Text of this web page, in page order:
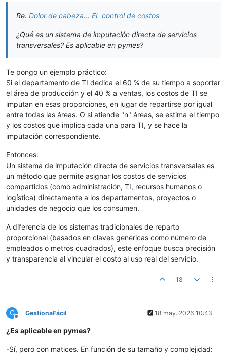
Re: Dolor de cabeza... EL control de costos
¿Qué es un sistema de imputación directa de servicios
transversales? Es aplicable en pymes?
Te pongo un ejemplo práctico:
Si el departamento de TI dedica el 60 % de su tiempo a soportar
el área de producción y el 40 % a ventas, los costos de TI se
imputan en esas proporciones, en lugar de repartirse por igual
entre todas las áreas. O si atiende "n" áreas, se estima el tiempo
y los costos que implica cada una para TI, y se hace la
imputación correspondiente.
Entonces:
Un sistema de imputación directa de servicios transversales es
un método que permite asignar los costos de servicios
compartidos (como administración, TI, recursos humanos o
logística) directamente a los departamentos, proyectos o
unidades de negocio que los consumen.
A diferencia de los sistemas tradicionales de reparto
proporcional (basados en claves genéricas como número de
empleados o metros cuadrados), este enfoque busca precisión
y transparencia al vincular el costo al uso real del servicio.
18
G
Desconectado
GestionaFácil 18 may. 2026 10:43
¿Es aplicable en pymes?
-Sí, pero con matices. En función de su tamaño y complejidad: